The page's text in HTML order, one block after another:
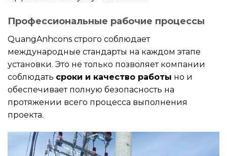
Профессиональные рабочие процессы
QuangAnhcons строго соблюдает
международные стандарты на каждом этапе
установки. Это не только позволяет компании
соблюдать сроки и качество работы но и
обеспечивает полную безопасность на
протяжении всего процесса выполнения
проекта.